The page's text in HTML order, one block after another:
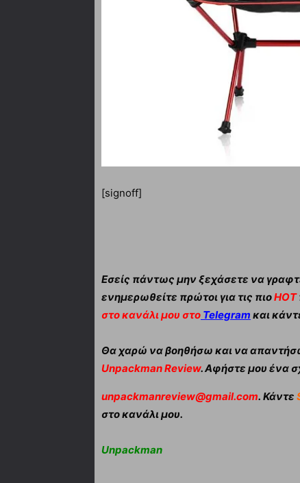
[signoff]
Εσείς πάντως μην ξεχάσετε να
ενημερωθείτε πρώτοι για τις πιοHOT
στο κανάλι μου στο Telegram και
Θα χαρώ να βοηθήσω και να
Unpackman Review. Αφήστε μου ένα
unpackmanreview@gmail.com. Κάντε
στο κανάλι μου.
Unpackman